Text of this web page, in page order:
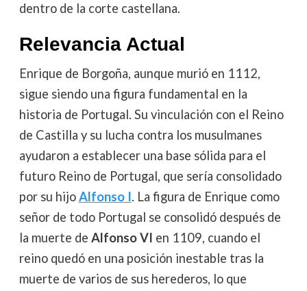
dentro de la corte castellana.
Relevancia Actual
Enrique de Borgoña, aunque murió en 1112,
sigue siendo una figura fundamental en la
historia de Portugal. Su vinculación con el Reino
de Castilla y su lucha contra los musulmanes
ayudaron a establecer una base sólida para el
futuro Reino de Portugal, que sería consolidado
por su hijoAlfonso I. La figura de Enrique como
señor de todo Portugal se consolidó después de
la muerte de Alfonso VI en 1109, cuando el
reino quedó en una posición inestable tras la
muerte de varios de sus herederos, lo que